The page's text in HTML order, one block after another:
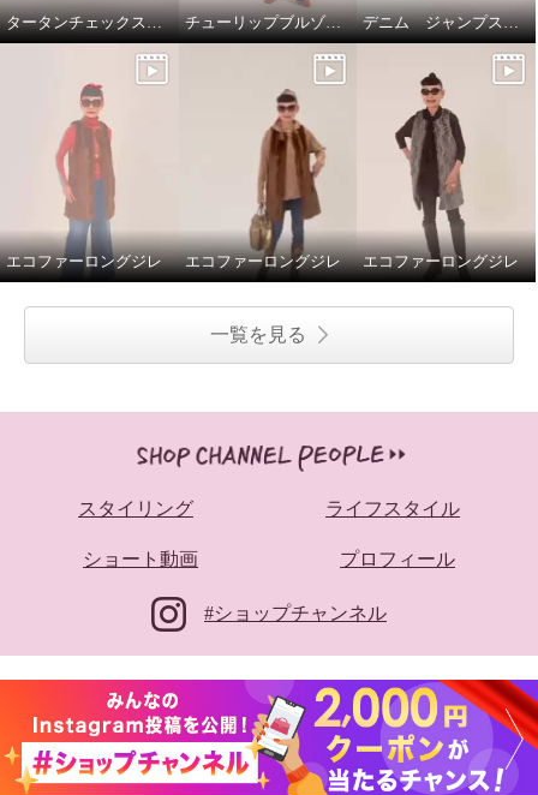
タータンチェックスカートで、新鮮スタイリング チューリップブルゾンと、ブラストパギーパンツ デニム ジャンプスーツ
エコファーロングジレ エコファーロングジレ エコファーロングジレ
一覧を見る
スタイリング ライフスタイル
ショート動画 プロフィール
#ショップチャンネル